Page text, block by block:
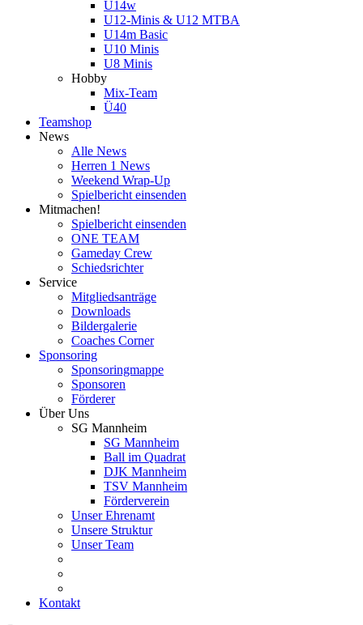
U14w
U12-Minis & U12 MTBA
U14m Basic
U10 Minis
U8 Minis
Hobby
Mix-Team
Ü40
Teamshop
News
Alle News
Herren 1 News
Weekend Wrap-Up
Spielbericht einsenden
Mitmachen!
Spielbericht einsenden
ONE TEAM
Gameday Crew
Schiedsrichter
Service
Mitgliedsanträge
Downloads
Bildergalerie
Coaches Corner
Sponsoring
Sponsoringmappe
Sponsoren
Förderer
Über Uns
SG Mannheim
SG Mannheim
Ball im Quadrat
DJK Mannheim
TSV Mannheim
Förderverein
Unser Ehrenamt
Unsere Struktur
Unser Team
Kontakt